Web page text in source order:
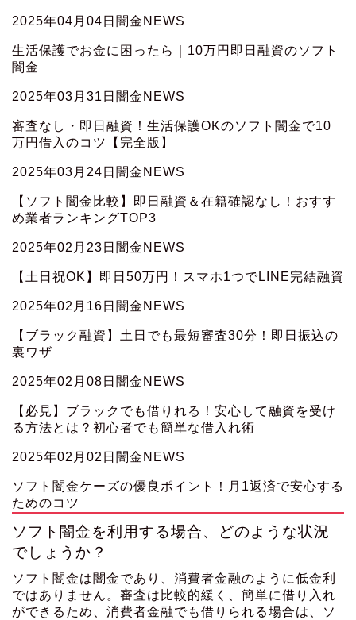
2025年04月04日 闇金NEWS
生活保護でお金に困ったら｜10万円即日融資のソフト
闇金
2025年03月31日 闇金NEWS
審査なし・即日融資！生活保護OKのソフト闇金で10
万円借入のコツ【完全版】
2025年03月24日 闇金NEWS
【ソフト闇金比較】即日融資＆在籍確認なし！おすす
め業者ランキングTOP3
2025年02月23日 闇金NEWS
【土日祝OK】即日50万円！スマホ1つでLINE完結融資
2025年02月16日 闇金NEWS
【ブラック融資】土日でも最短審査30分！即日振込の
裏ワザ
2025年02月08日 闇金NEWS
【必見】ブラックでも借りれる！安心して融資を受け
る方法とは？初心者でも簡単な借入れ術
2025年02月02日 闇金NEWS
ソフト闇金ケーズの優良ポイント！月1返済で安心する
ためのコツ
ソフト闇金を利用する場合、どのような状況
でしょうか？
ソフト闇金は闇金であり、消費者金融のように低金利
ではありません。審査は比較的緩く、簡単に借り入れ
ができるため、消費者金融でも借りられる場合は、ソ